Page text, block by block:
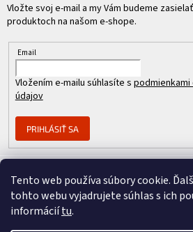
Tento web používa súbory cookie.
tohto webu vyjadrujete súhlas s ich
informáciítu.
Vložte svoj e-mail a my Vám budeme
produktoch na našom e-shope.
Email
Vložením e-mailu súhlasíte s
údajov
PRIHLÁSIŤ SA
Člen skupiny